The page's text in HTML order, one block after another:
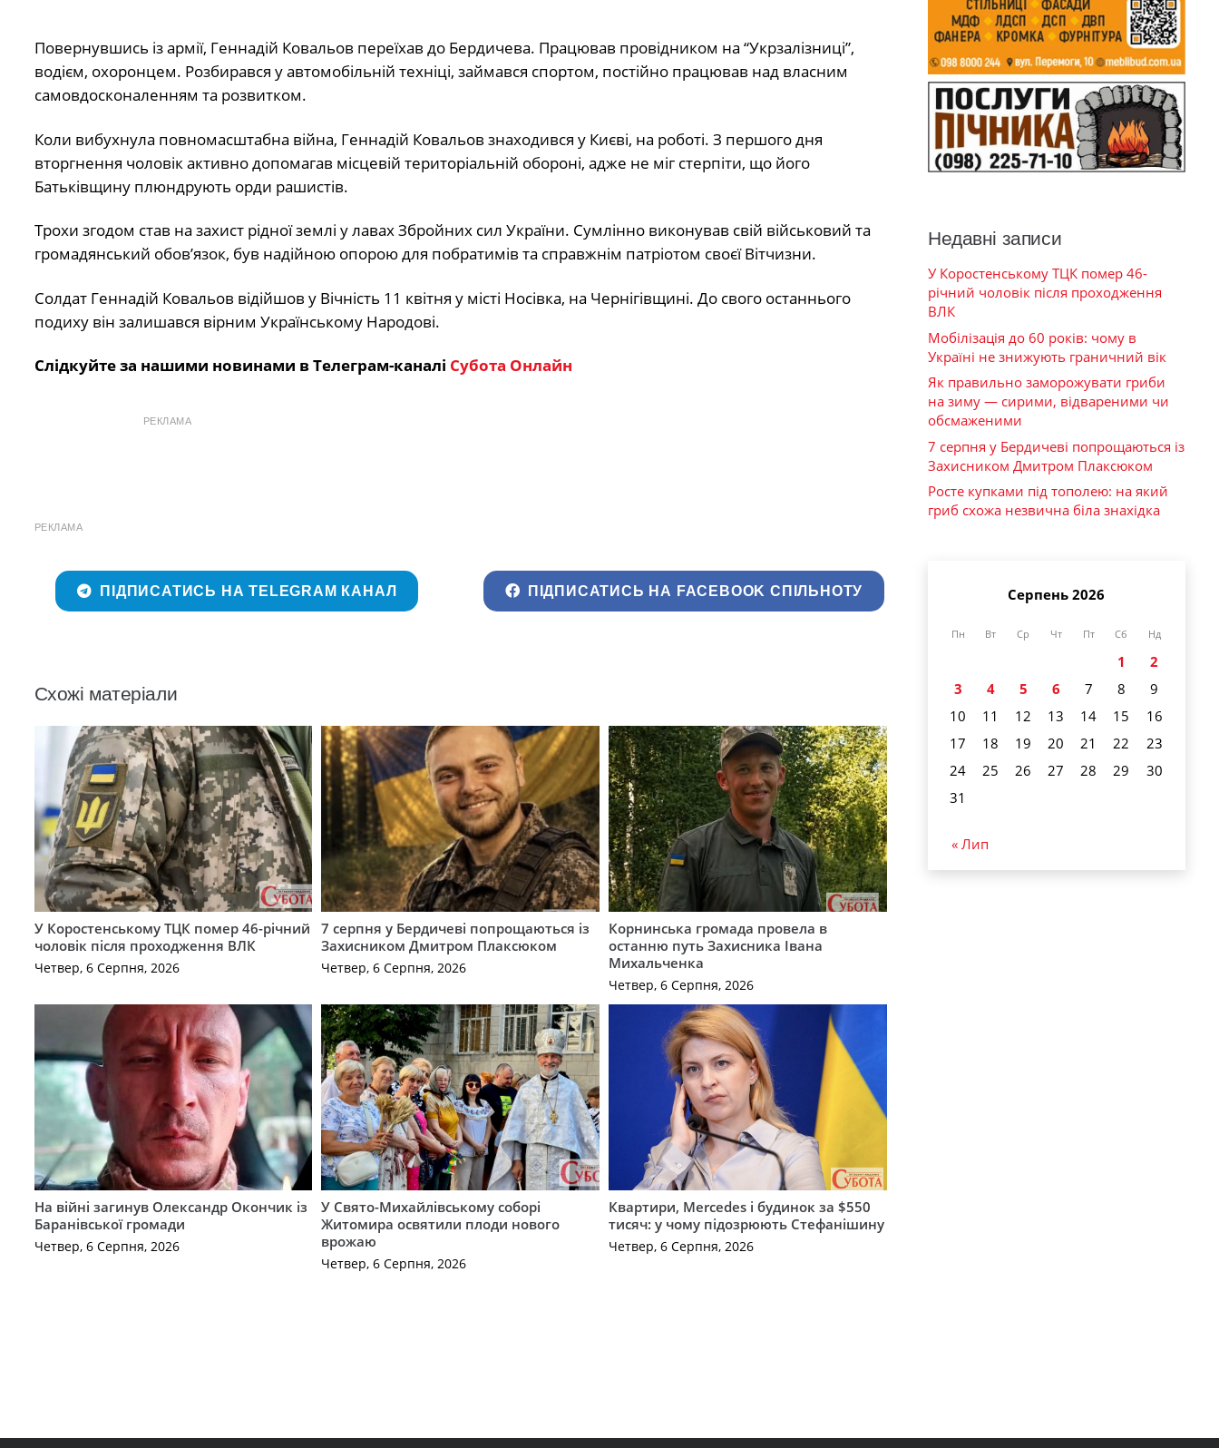
Повернувшись із армії, Геннадій Ковальов переїхав до Бердичева. Працював провідником на “Укрзалізниці”,
водієм, охоронцем. Розбирався у автомобільній техніці, займався спортом, постійно працював над власним
самовдосконаленням та розвитком.
Коли вибухнула повномасштабна війна, Геннадій Ковальов знаходився у Києві, на роботі. З першого дня
вторгнення чоловік активно допомагав місцевій територіальній обороні, адже не міг стерпіти, що його
Батьківщину плюндрують орди рашистів.
Трохи згодом став на захист рідної землі у лавах Збройних сил України. Сумлінно виконував свій військовий та
громадянський обов’язок, був надійною опорою для побратимів та справжнім патріотом своєї Вітчизни.
Солдат Геннадій Ковальов відійшов у Вічність 11 квітня у місті Носівка, на Чернігівщині. До свого останнього
подиху він залишався вірним Українському Народові.
Слідкуйте за нашими новинами в Телеграм-каналі Субота Онлайн
РЕКЛАМА
РЕКЛАМА
ПІДПИСАТИСЬ НА TELEGRAM КАНАЛ ПІДПИСАТИСЬ НА FACEBOOK СПІЛЬНОТУ
Схожі матеріали
У Коростенському ТЦК помер 46-річний
чоловік після проходження ВЛК
Четвер, 6 Серпня, 2026
7 серпня у Бердичеві попрощаються із
Захисником Дмитром Плаксюком
Четвер, 6 Серпня, 2026
Корнинська громада провела в
останню путь Захисника Івана
Михальченка
Четвер, 6 Серпня, 2026
На війні загинув Олександр Окончик із
Баранівської громади
Четвер, 6 Серпня, 2026
У Свято-Михайлівському соборі
Житомира освятили плоди нового
врожаю
Четвер, 6 Серпня, 2026
Квартири, Mercedes і будинок за $550
тисяч: у чому підозрюють Стефанішину
Четвер, 6 Серпня, 2026
Недавні записи
У Коростенському ТЦК помер 46-
річний чоловік після проходження
ВЛК
Мобілізація до 60 років: чому в
Україні не знижують граничний вік
Як правильно заморожувати гриби
на зиму — сирими, відвареними чи
обсмаженими
7 серпня у Бердичеві попрощаються із
Захисником Дмитром Плаксюком
Росте купками під тополею: на який
гриб схожа незвична біла знахідка
Серпень 2026
Пн Вт Ср Чт Пт Сб Нд
1
2
3
4 5 6 7 8
9
10
11 12 13 14 15
16
17
18 19 20 21 22
23
24
25 26 27 28 29
30
31
« Лип